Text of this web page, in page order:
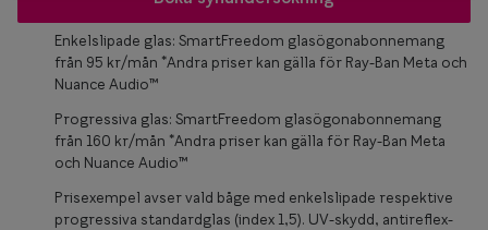
Enkelslipade glas: SmartFreedom glasögonabonnemang
från 95 kr/mån *Andra priser kan gälla för Ray-Ban Meta och
Nuance Audio™
Progressiva glas: SmartFreedom glasögonabonnemang
från 160 kr/mån *Andra priser kan gälla för Ray-Ban Meta
och Nuance Audio™
Prisexempel avser vald båge med enkelslipade respektive
progressiva standardglas (index 1,5). UV-skydd, antireflex-